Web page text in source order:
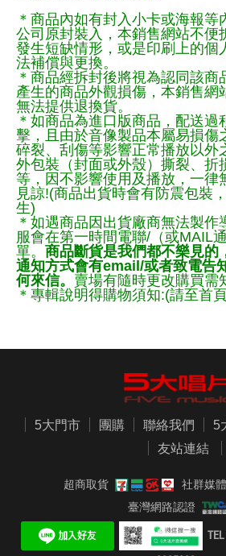
＊商品內如有封入小卡或海報等
公司原封裝入，本銷售網站不便
發生短缺情形，或是印刷上的個
法補償與更換。
＊商品經拆封後將視為認同該商
產生的商品外觀損傷，本銷售網
無法提供退換貨。
＊如商品為進口版商品，配送過
擊，且由於音像製品本屬易損傷
碎裂、刮傷等影響正常播放以外
外包裝（封面或外殼）撕裂、折
等，因不影響使用及播放，一律
見諒!(商品出貨時會有防震包裝
生)
＊如遇商品因出貨廠商無法製作
服會在第一時間電聯/（或MAIL
單。 商品斷貨是我們都不樂見的
通知方式會有email/或者致電告
何來信。 賣場有隨時更改購買需
＊專輯說明得購物須知:(請至首
5大門市 團購 聯絡我們 5
友站連結
超商取貨
社群媒體
臺灣網路認證